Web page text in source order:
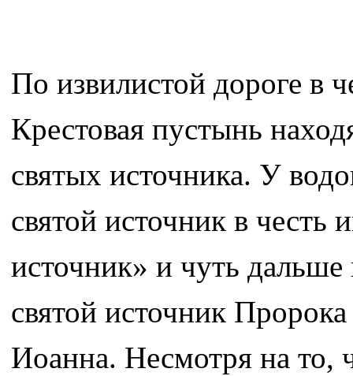
По извилистой дороге в
Крестовая пустынь
святых источника. У
святой источник в
источник» и чуть
святой источник
Иоанна. Несмотря на то,